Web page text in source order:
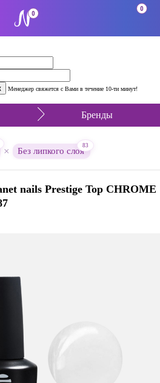
Менеджер свяжется с Вами в течение 10-ти минут!
0
0
Бренды
× Без липкого слоя
83
nails Prestige Top CHROME